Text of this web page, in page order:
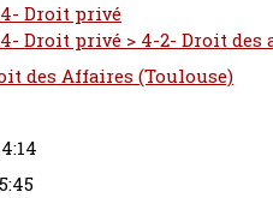
Droit privé
Droit privé > 4-2- Droit
des Affaires (Toulouse)